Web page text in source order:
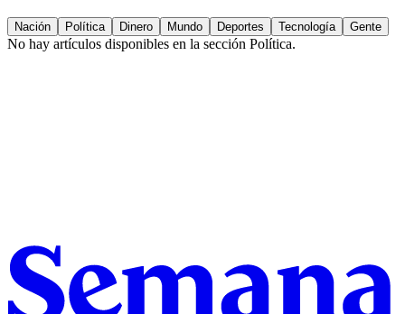
Nación Política Dinero Mundo Deportes Tecnología Gente
No hay artículos disponibles en la sección Política.